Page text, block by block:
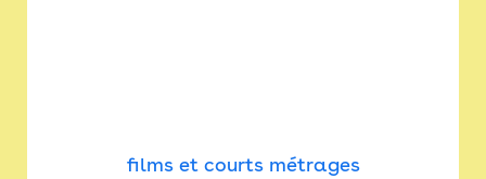
films et courts métrages